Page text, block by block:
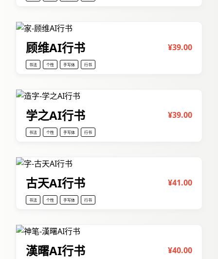
顾维AI行书 ¥39.00
书法 个性 手写体 行书
学之AI行书 ¥39.00
书法 个性 手写体 行书
古天AI行书 ¥41.00
书法 个性 手写体 行书
漢曙AI行书 ¥40.00